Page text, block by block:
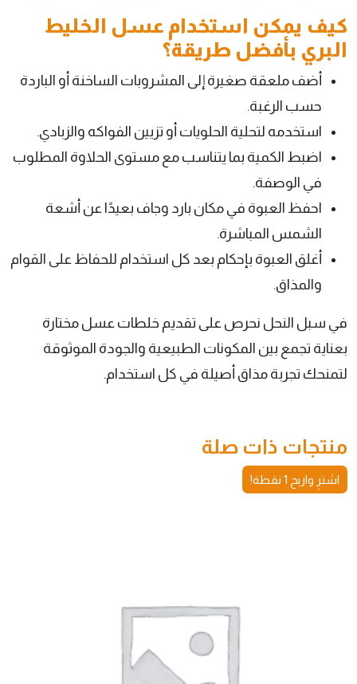
كيف يمكن استخدام عسل الخليط
البري بأفضل طريقة؟
أضف ملعقة صغيرة إلى المشروبات الساخنة أو الباردة
حسب الرغبة.
استخدمه لتحلية الحلويات أو تزيين الفواكه والزبادي.
اضبط الكمية بما يتناسب مع مستوى الحلاوة المطلوب
في الوصفة.
احفظ العبوة في مكان بارد وجاف بعيدًا عن أشعة
الشمس المباشرة.
أغلق العبوة بإحكام بعد كل استخدام للحفاظ على القوام
والمذاق.
في سبل النحل نحرص على تقديم خلطات عسل مختارة
بعناية تجمع بين المكونات الطبيعية والجودة الموثوقة
لتمنحك تجربة مذاق أصيلة في كل استخدام.
منتجات ذات صلة
اشترِ واربح 1 نقطة!